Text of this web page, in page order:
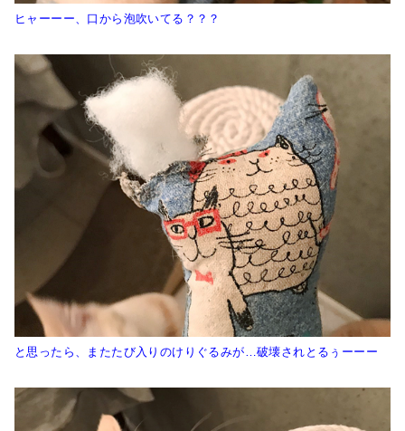
ヒャーーー、口から泡吹いてる？？？
と思ったら、またたび入りのけりぐるみが…破壊されとるぅーーー